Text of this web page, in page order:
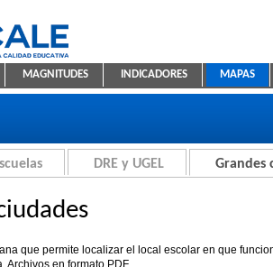
de Estadística Educativa
MAGNITUDES INDICADORES MAPAS
DRE y UGEL Grandes
que permite localizar el local escolar en que
Archivos en formato PDF.